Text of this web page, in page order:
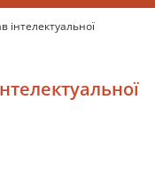
інтелектуальної